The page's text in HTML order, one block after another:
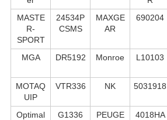
MASTE
R-
SPORT
24534P
CSMS
MAXGE
AR
690204
MGA DR5192 Monroe L10103
MOTAQ
UIP
VTR336 NK 5031918
Optimal G1336
PEUGE
4018HA